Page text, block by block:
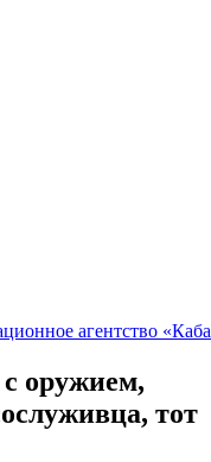
с оружием,
тот